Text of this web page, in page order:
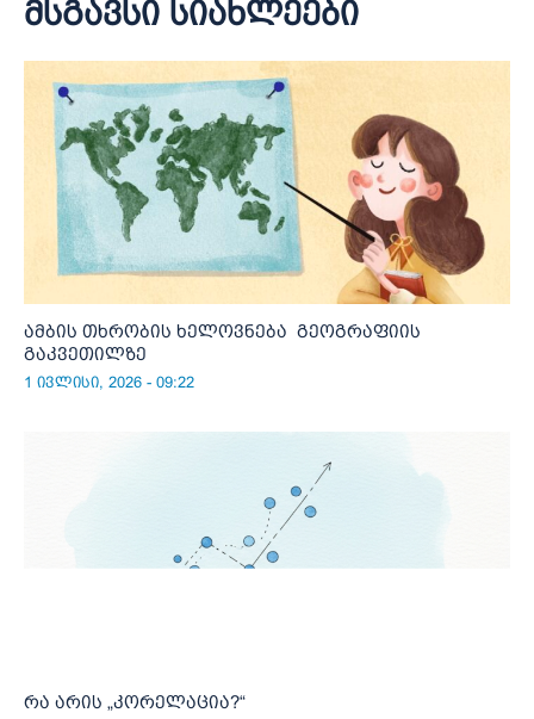
მსგავსი სიახლეები
ამბის თხრობის ხელოვნება გეოგრაფიის
გაკვეთილზე
1 ივლისი, 2026 - 09:22
რა არის „კორელაცია?“